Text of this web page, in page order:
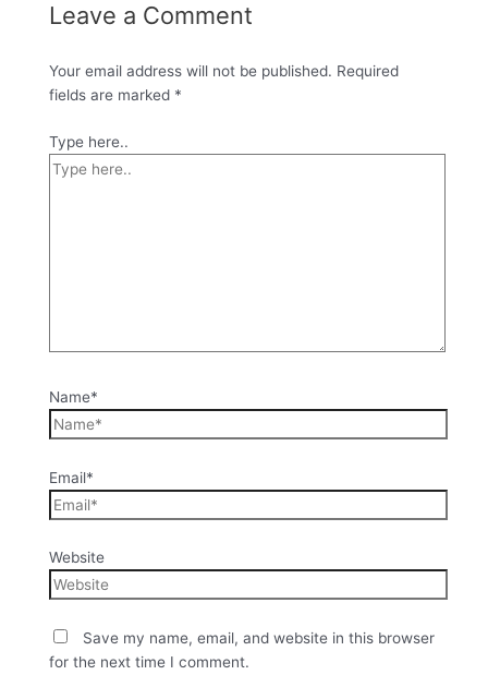
Leave a Comment
Your email address will not be published. Required
fields are marked *
Type here..
Name*
Email*
Website
Save my name, email, and website in this browser
for the next time I comment.